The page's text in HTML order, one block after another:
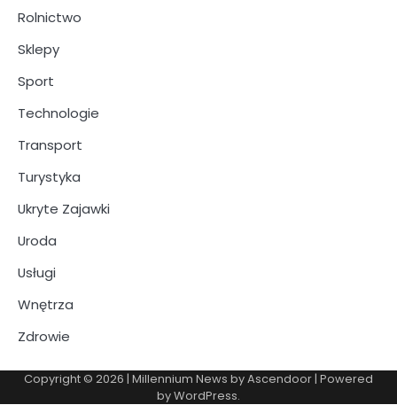
Rolnictwo
Sklepy
Sport
Technologie
Transport
Turystyka
Ukryte Zajawki
Uroda
Usługi
Wnętrza
Zdrowie
Copyright © 2026 | Millennium News byAscendoor| Powered
byWordPress.